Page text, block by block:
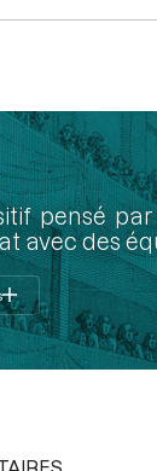
pensé
avec des